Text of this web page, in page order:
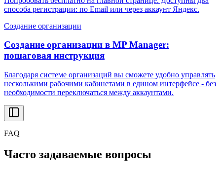
способа регистрации: по Email или через аккаунт Яндекс.
Создание организации
Создание организации в MP Manager:
пошаговая инструкция
Благодаря системе организаций вы сможете удобно управлять
несколькими рабочими кабинетами в едином интерфейсе - без
необходимости переключаться между аккаунтами.
FAQ
Часто задаваемые вопросы